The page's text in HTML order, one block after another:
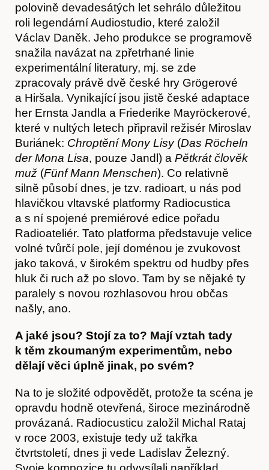
polovině devadesátých let sehrálo důležitou
roli legendární Audiostudio, které založil
Václav Daněk. Jeho produkce se programově
snažila navázat na zpřetrhané linie
experimentální literatury, mj. se zde
zpracovaly právě dvě české hry Grögerové
a Hiršala. Vynikající jsou jistě české adaptace
her Ernsta Jandla a Friederike Mayröckerové,
které v nultých letech připravil režisér Miroslav
Buriánek: Chroptění Mony Lisy(Das Röcheln
der Mona Lisa, pouze Jandl) a Pětkrát člověk
muž (Fünf Mann Menschen). Co relativně
silně působí dnes, je tzv. radioart, u nás pod
hlavičkou vltavské platformy Radiocustica
a s ní spojené premiérové edice pořadu
Radioateliér. Tato platforma představuje velice
volné tvůrčí pole, její doménou je zvukovost
jako taková, v širokém spektru od hudby přes
hluk či ruch až po slovo. Tam by se nějaké ty
paralely s novou rozhlasovou hrou občas
našly, ano.
A jaké jsou? Stojí za to? Mají vztah tady
k těm zkoumaným experimentům, nebo
dělají věci úplně jinak, po svém?
Na to je složité odpovědět, protože ta scéna je
opravdu hodně otevřená, široce mezinárodně
provázaná. Radiocusticu založil Michal Rataj
v roce 2003, existuje tedy už takřka
čtvrtstoletí, dnes ji vede Ladislav Železný.